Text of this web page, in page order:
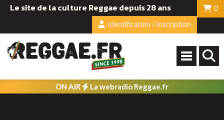
Le site de la culture Reggae depuis 28 ans
0
Identification / Inscription
ON AIR La webradio Reggae.fr